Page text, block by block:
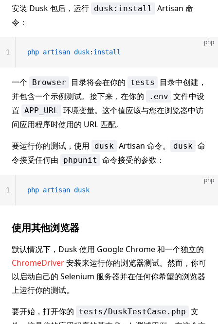
安装 Dusk 包后，运行 dusk:install
Artisan 命
令：
php
php artisan dusk: install
1
一个 Browser 目录将会在你的 tests
目录中创建，
并包含一个示例测试。接下来，在你的
.env 文件中设
置 APP_URL 环境变量。这个值应该与您在浏览器中访
问应用程序时使用的 URL 匹配。
要运行你的测试，使用
dusk Artisan 命令。 dusk 命
令接受任何由
phpunit 命令接受的参数：
php
php artisan dusk
1
使用其他浏览器
默认情况下，Dusk 使用 Google Chrome 和一个独立的
ChromeDriver安装来运行你的浏览器测试。然而，你可
以启动自己的 Selenium 服务器并在任何你希望的浏览器
上运行你的测试。
要开始，打开你的
tests/DuskTestCase.php 文